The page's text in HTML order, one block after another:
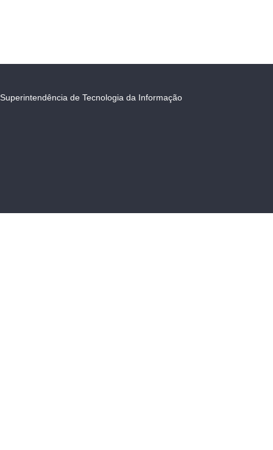
Superintendência de Tecnologia da Informação